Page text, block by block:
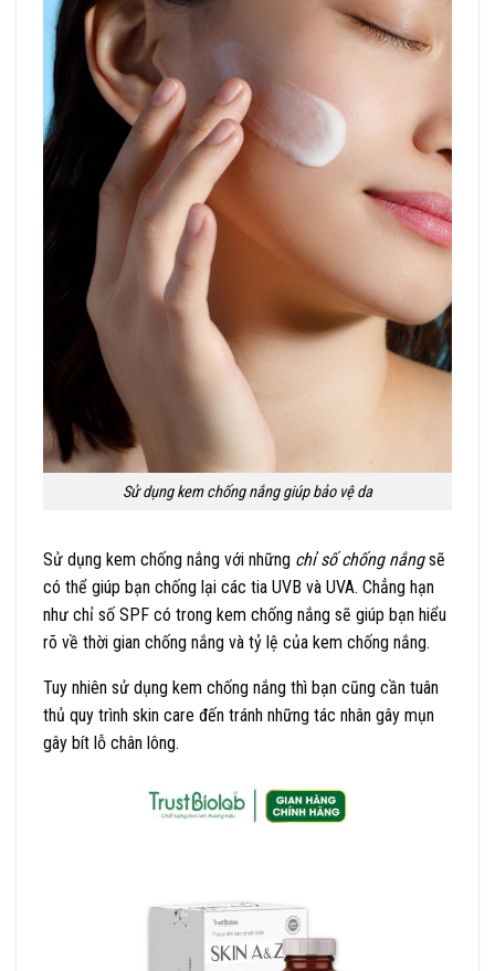
Sử dụng kem chống nắng giúp bảo vệ da
Sử dụng kem chống nắng với những chỉ số chống nắngsẽ
có thể giúp bạn chống lại các tia UVB và UVA. Chẳng hạn
như chỉ số SPF có trong kem chống nắng sẽ giúp bạn hiểu
rõ về thời gian chống nắng và tỷ lệ của kem chống nắng.
Tuy nhiên sử dụng kem chống nắng thì bạn cũng cần tuân
thủ quy trình skin care đến tránh những tác nhân gây mụn
gây bít lỗ chân lông.